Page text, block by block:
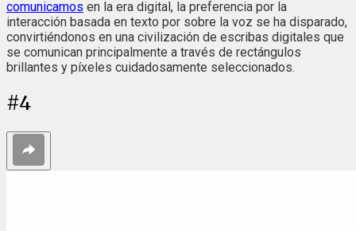
comunicamos en la era digital, la preferencia por la
interacción basada en texto por sobre la voz se ha disparado,
convirtiéndonos en una civilización de escribas digitales que
se comunican principalmente a través de rectángulos
brillantes y píxeles cuidadosamente seleccionados.
#4